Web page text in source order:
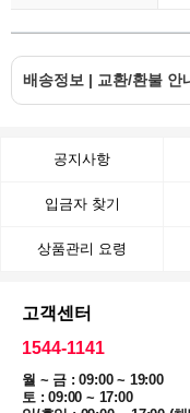
배송정보 | 교환/환불 안
공지사항
입금자 찾기
상품관리 요령
고객센터
1544-1141
월 ~ 금 : 09:00 ~ 19:00
토 : 09:00 ~ 17:00